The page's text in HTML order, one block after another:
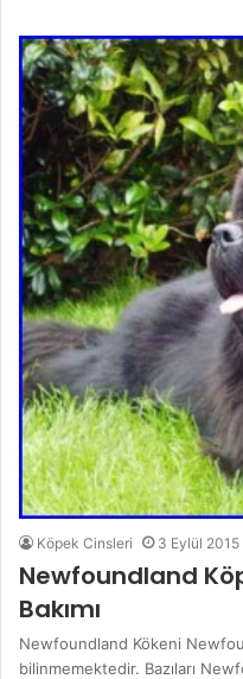
Köpek Cinsleri 3 Eylül 2015
Newfoundland
Bakımı
Newfoundland Kökeni
bilinmemektedir. Bazıları